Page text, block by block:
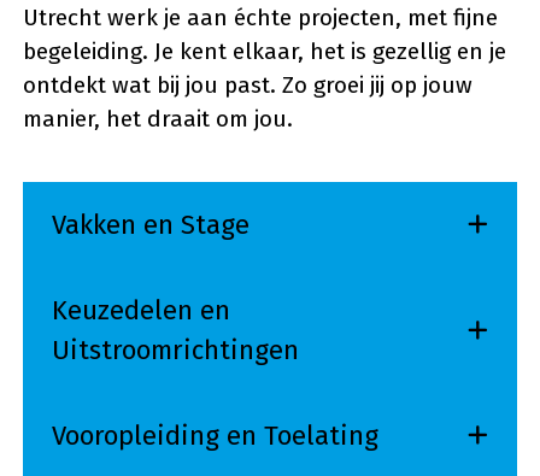
Utrecht werk je aan échte projecten, met fijne
begeleiding. Je kent elkaar, het is gezellig en je
ontdekt wat bij jou past. Zo groei jij op jouw
manier, het draait om jou.
Vakken en Stage
Keuzedelen en
Uitstroomrichtingen
Vooropleiding en Toelating